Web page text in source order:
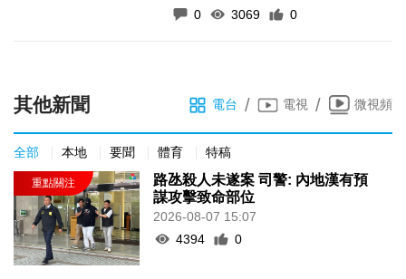
0
3069 0
其他新聞 電台 / 電視 / 微視頻
全部 本地 要聞 體育 特稿
路氹殺人未遂案 司警: 內地漢有預
謀攻擊致命部位
2026-08-07 15:07
4394
0